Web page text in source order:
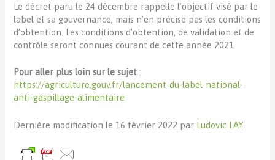
Le décret paru le 24 décembre rappelle l’objectif visé par le
label et sa gouvernance, mais n’en précise pas les conditions
d’obtention. Les conditions d’obtention, de validation et de
contrôle seront connues courant de cette année 2021.
Pour aller plus loin sur le sujet :
https://agriculture.gouv.fr/lancement-du-label-national-
anti-gaspillage-alimentaire
Dernière modification le 16 février 2022 par Ludovic LAY